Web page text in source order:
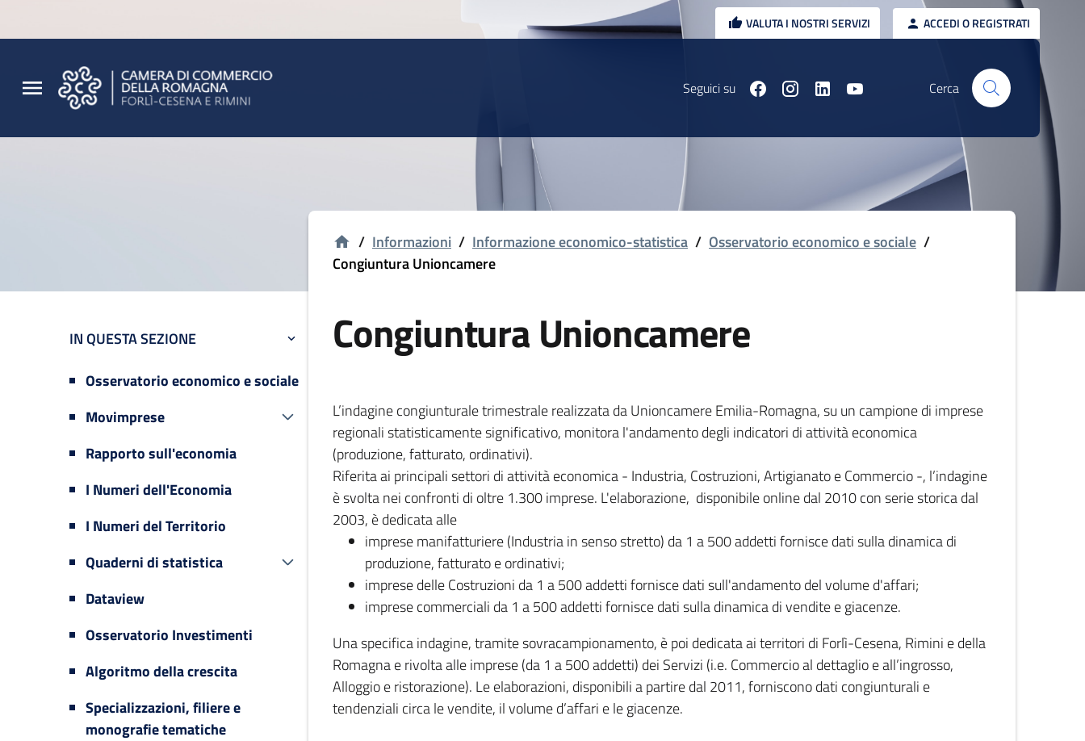
VALUTA I NOSTRI SERVIZI ACCEDI O REGISTRATI
Seguici su Cerca
IN QUESTA SEZIONE
Osservatorio economico e sociale
Movimprese
Rapporto sull'economia
I Numeri dell'Economia
I Numeri del Territorio
Quaderni di statistica
Dataview
Osservatorio Investimenti
Algoritmo della crescita
Specializzazioni, filiere e
monografie tematiche
/ Informazioni / Informazione economico-statistica / Osservatorio economico e sociale /
Congiuntura Unioncamere
Congiuntura Unioncamere
L’indagine congiunturale trimestrale realizzata da Unioncamere Emilia-Romagna, su un campione di imprese
regionali statisticamente significativo, monitora l'andamento degli indicatori di attività economica
(produzione, fatturato, ordinativi).
Riferita ai principali settori di attività economica - Industria, Costruzioni, Artigianato e Commercio -, l’indagine
è svolta nei confronti di oltre 1.300 imprese. L'elaborazione, disponibile online dal 2010 con serie storica dal
2003, è dedicata alle
imprese manifatturiere (Industria in senso stretto) da 1 a 500 addetti fornisce dati sulla dinamica di
produzione, fatturato e ordinativi;
imprese delle Costruzioni da 1 a 500 addetti fornisce dati sull'andamento del volume d'affari;
imprese commerciali da 1 a 500 addetti fornisce dati sulla dinamica di vendite e giacenze.
Una specifica indagine, tramite sovracampionamento, è poi dedicata ai territori di Forlì-Cesena, Rimini e della
Romagna e rivolta alle imprese (da 1 a 500 addetti) dei Servizi (i.e. Commercio al dettaglio e all’ingrosso,
Alloggio e ristorazione). Le elaborazioni, disponibili a partire dal 2011, forniscono dati congiunturali e
tendenziali circa le vendite, il volume d’affari e le giacenze.